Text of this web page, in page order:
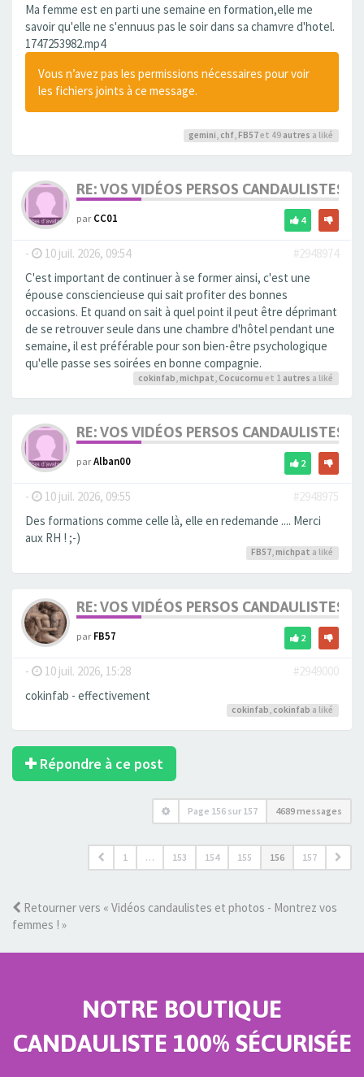
Ma femme est en parti une semaine en formation,elle me
savoir qu'elle ne s'ennuus pas le soir dans sa chamvre d'hotel.
1747253982.mp4
Vous n’avez pas les permissions nécessaires pour voir
les fichiers joints à ce message.
gemini, chf, FB57et 49 autres a liké
RE: VOS VIDÉOS PERSOS CANDAULISTES
parCC01 4
- 10 juil. 2026, 09:54
#2948974
C'est important de continuer à se former ainsi, c'est une
épouse consciencieuse qui sait profiter des bonnes
occasions. Et quand on sait à quel point il peut être déprimant
de se retrouver seule dans une chambre d'hôtel pendant une
semaine, il est préférable pour son bien-être psychologique
qu'elle passe ses soirées en bonne compagnie.
cokinfab michpat Cocucornu et 1 autres a liké
RE: VOS VIDÉOS PERSOS CANDAULISTES
parAlban00 2
- 10 juil. 2026, 09:55
#2948975
Des formations comme celle là, elle en redemande .... Merci
aux RH ! ;-)
FB57, michpat a liké
RE: VOS VIDÉOS PERSOS CANDAULISTES
parFB57 2
- 10 juil. 2026, 15:28
#2949000
cokinfab - effectivement
cokinfab, cokinfab a liké
Répondre à ce post
Page 156 sur 157 4689 messages
1 … 153 154 155 156 157
Retourner vers « Vidéos candaulistes et photos - Montrez vos
femmes ! »
NOTRE BOUTIQUE
CANDAULISTE 100% SÉCURISÉE